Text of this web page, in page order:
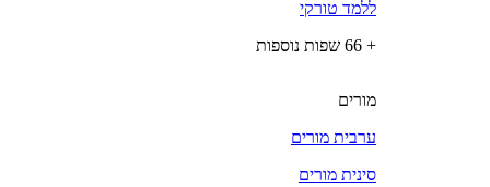
ללמד טורקי
+ 66 שפות נוספות
מורים
ערבית מורים
סינית מורים